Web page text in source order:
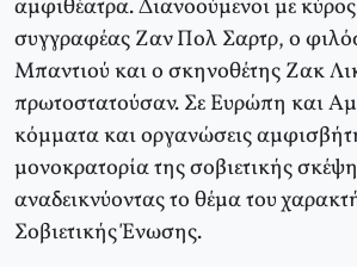
αμφιθέατρα. Διανοούμενοι με
συγγραφέας Ζαν Πολ Σαρτρ, ο
Μπαντιού και ο σκηνοθέτης Ζακ
πρωτοστατούσαν. Σε Ευρώπη και
κόμματα και οργανώσεις
μονοκρατορία της σοβιετικής
αναδεικνύοντας το θέμα του
Σοβιετικής Ένωσης.